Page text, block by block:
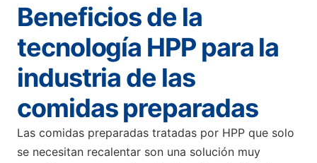
Beneficios de la
tecnología HPP para la
industria de las
comidas preparadas
Las comidas preparadas tratadas por HPP que solo
se necesitan recalentar son una solución muy